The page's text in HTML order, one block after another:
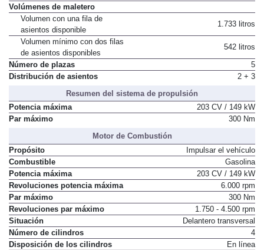
Volúmenes de maletero
Volumen con una fila de
asientos disponible
1.733 litros
Volumen mínimo con dos filas
de asientos disponibles
542 litros
Número de plazas
5
Distribución de asientos
2 + 3
Resumen del sistema de propulsión
Potencia máxima
203 CV / 149 kW
Par máximo
300 Nm
Motor de Combustión
Propósito
Impulsar el vehículo
Combustible
Gasolina
Potencia máxima
203 CV / 149 kW
Revoluciones potencia máxima
6.000 rpm
Par máximo
300 Nm
Revoluciones par máximo
1.750 - 4.500 rpm
Situación
Delantero transversal
Número de cilindros
4
Disposición de los cilindros
En línea